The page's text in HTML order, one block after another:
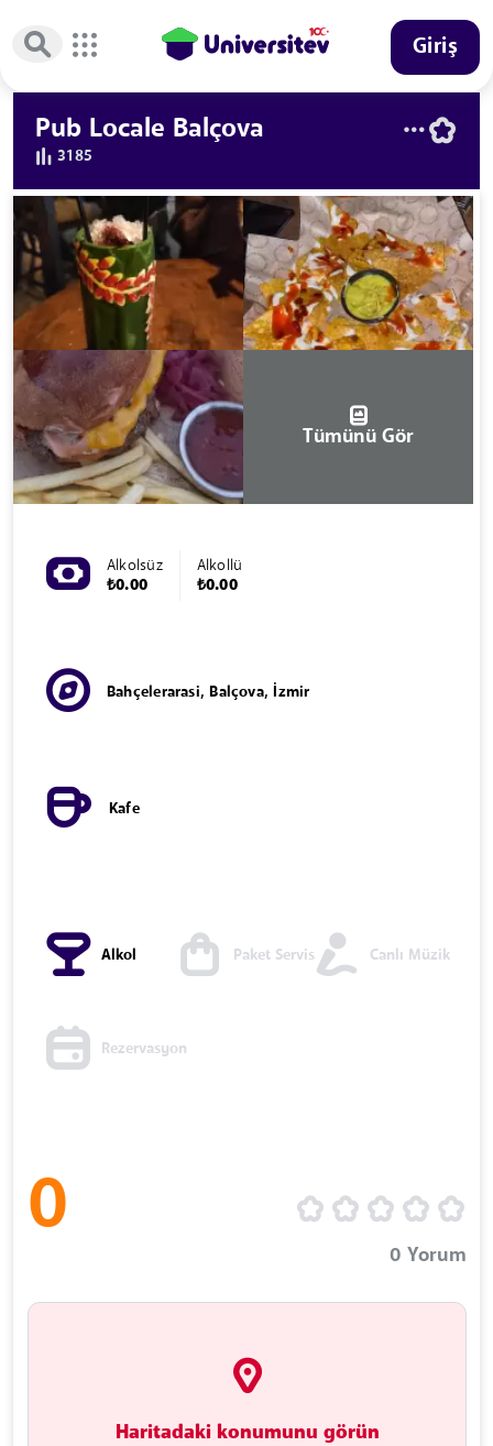
Giriş
Pub Locale Balçova
3185
Tümünü Gör
Alkolsüz
₺0.00
Alkollü
₺0.00
Bahçelerarasi, Balçova, İzmir
Kafe
Alkol Paket Servis Canlı Müzik
Rezervasyon
0
0 Yorum
Haritadaki konumunu görün